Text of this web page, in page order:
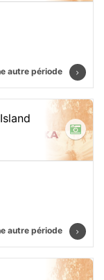
autre période
autre période